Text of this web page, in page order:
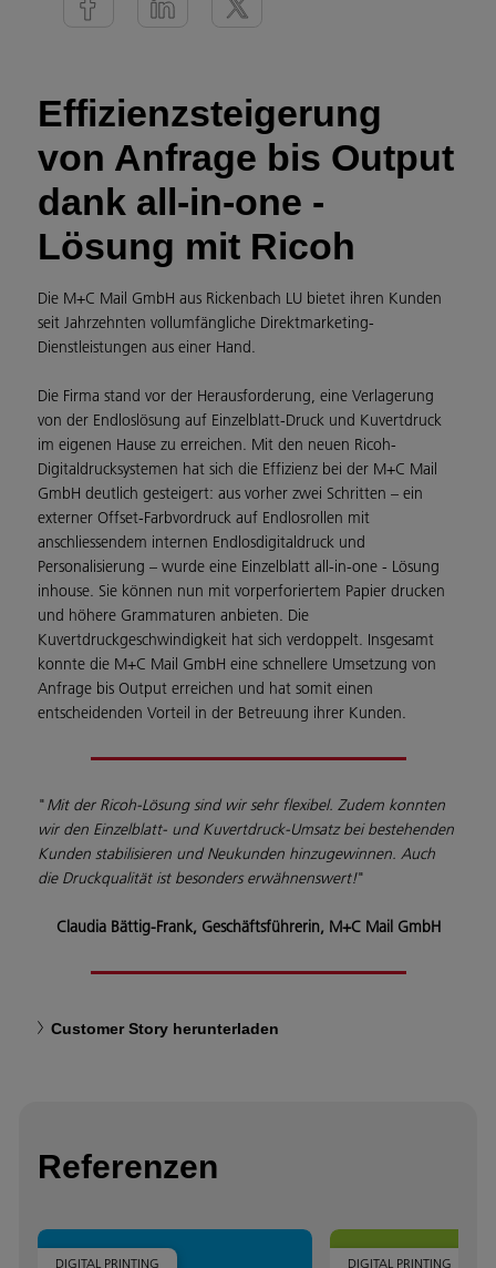
Effizienzsteigerung
von Anfrage bis Output
dank all-in-one -
Lösung mit Ricoh
Die M+C Mail GmbH aus Rickenbach LU bietet ihren Kunden
seit Jahrzehnten vollumfängliche Direktmarketing-
Dienstleistungen aus einer Hand.
Die Firma stand vor der Herausforderung, eine Verlagerung
von der Endloslösung auf Einzelblatt-Druck und Kuvertdruck
im eigenen Hause zu erreichen. Mit den neuen Ricoh-
Digitaldrucksystemen hat sich die Effizienz bei der M+C Mail
GmbH deutlich gesteigert: aus vorher zwei Schritten – ein
externer Offset-Farbvordruck auf Endlosrollen mit
anschliessendem internen Endlosdigitaldruck und
Personalisierung – wurde eine Einzelblatt all-in-one - Lösung
inhouse. Sie können nun mit vorperforiertem Papier drucken
und höhere Grammaturen anbieten. Die
Kuvertdruckgeschwindigkeit hat sich verdoppelt. Insgesamt
konnte die M+C Mail GmbH eine schnellere Umsetzung von
Anfrage bis Output erreichen und hat somit einen
entscheidenden Vorteil in der Betreuung ihrer Kunden.
"Mit der Ricoh-Lösung sind wir sehr flexibel. Zudem konnten
wir den Einzelblatt- und Kuvertdruck-Umsatz bei bestehenden
Kunden stabilisieren und Neukunden hinzugewinnen. Auch
die Druckqualität ist besonders erwähnenswert!"
Claudia Bättig-Frank, Geschäftsführerin, M+C Mail GmbH
Customer Story herunterladen
Referenzen
DIGITAL PRINTING DIGITAL PRINTING